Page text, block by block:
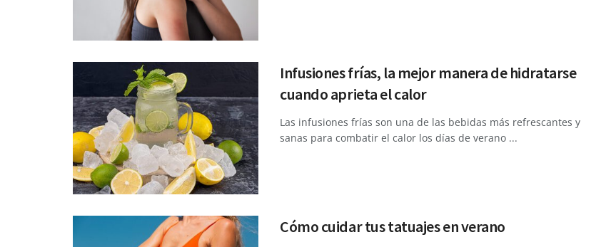
Infusiones frías, la mejor manera de hidratarse
cuando aprieta el calor
Las infusiones frías son una de las bebidas más refrescantes y
sanas para combatir el calor los días de verano ...
Cómo cuidar tus tatuajes en verano